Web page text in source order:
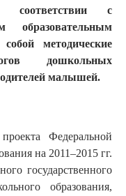
соответствии с
образовательным
методические
дошкольных
малышей.
Федеральной
на 2011–2015 гг.
государственного
образования,